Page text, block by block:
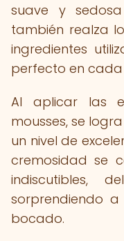
suave y
también realza
ingredientes
perfecto en
Al aplicar las
mousses, se
un nivel de
cremosidad se
indiscutibles,
sorprendiendo
bocado.